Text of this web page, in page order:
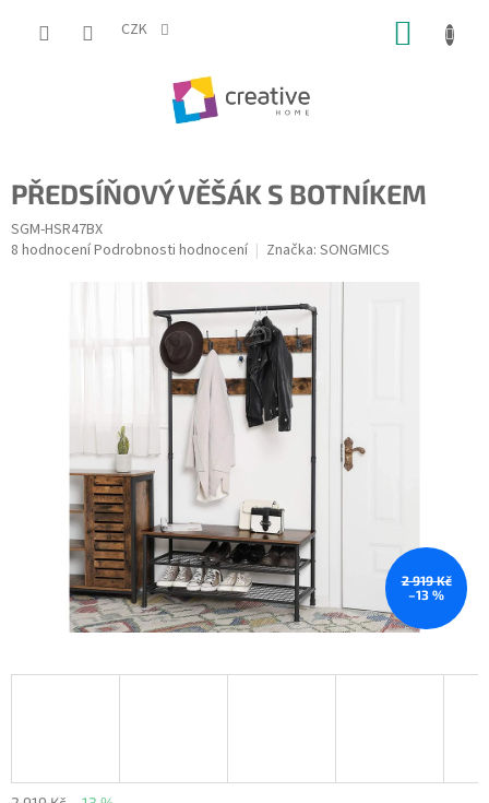
CZK
PŘEDSÍŇOVÝ VĚŠÁK S BOTNÍKEM
SGM-HSR47BX
Průměrné
8 hodnoceníPodrobnosti hodnocení Značka: SONGMICS
2 919 Kč
–13 %